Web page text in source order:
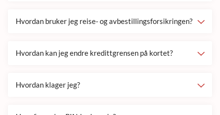
Hvordan bruker jeg reise- og avbestillingsforsikringen?
Hvordan kan jeg endre kredittgrensen på kortet?
Hvordan klager jeg?